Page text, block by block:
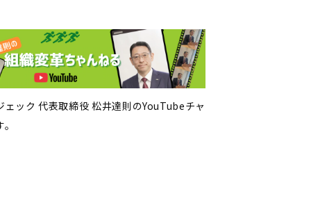
ェック 代表取締役 松井達則のYouTubeチャ